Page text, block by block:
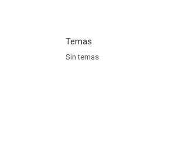
Temas
Sin temas